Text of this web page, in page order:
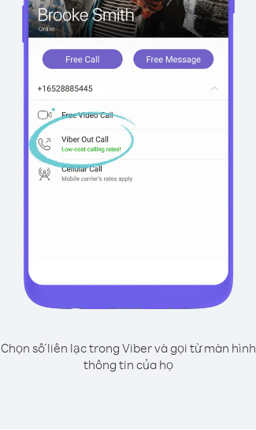
Chọn số liên lạc trong Viber và gọi từ màn hình
thông tin của họ